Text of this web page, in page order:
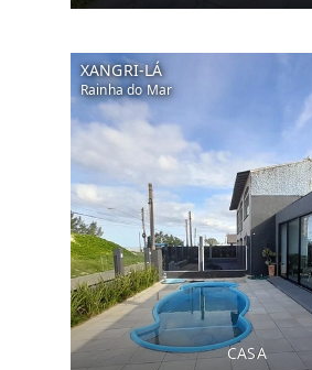
XANGRI-LÁ
Rainha do Mar
CASA